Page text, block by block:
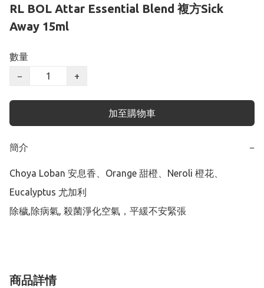
RL BOL Attar Essential Blend 複方Sick
Away 15ml
數量
−
+
加至購物車
簡介 −
Choya Loban 安息香、Orange 甜橙、Neroli 橙花、
Eucalyptus 尤加利
除穢,除病氣, 殺菌淨化空氣，平緩不安緊張
商品詳情